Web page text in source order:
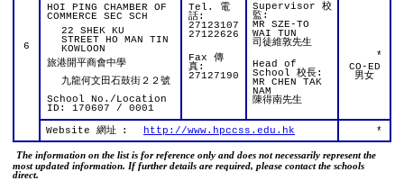
6
HOI PING CHAMBER OF
COMMERCE SEC SCH
22 SHEK KU
STREET HO MAN TIN
KOWLOON
旅港開平商會中學
九龍何文田石鼓街２２號
School No./Location
ID: 170607 / 0001
Tel. 電
話:
27123107
27122626
Fax 傳
真:
27127190
Supervisor 校
監:
MR SZE-TO
WAI TUN
司徒維敦先生
Head of
School 校長:
MR CHEN TAK
NAM
陳得南先生
*
CO-ED
男女
Website 網址 : http://www.hpccss.edu.hk *
The information on the list is for reference only and does not necessarily represent the
most updated information. If further details are required, please contact the schools
direct.